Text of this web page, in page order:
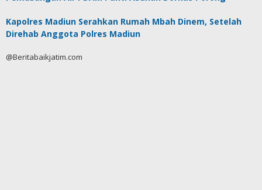
Kapolres Madiun Serahkan Rumah Mbah Dinem, Setelah
Direhab Anggota Polres Madiun
@Beritabaikjatim.com